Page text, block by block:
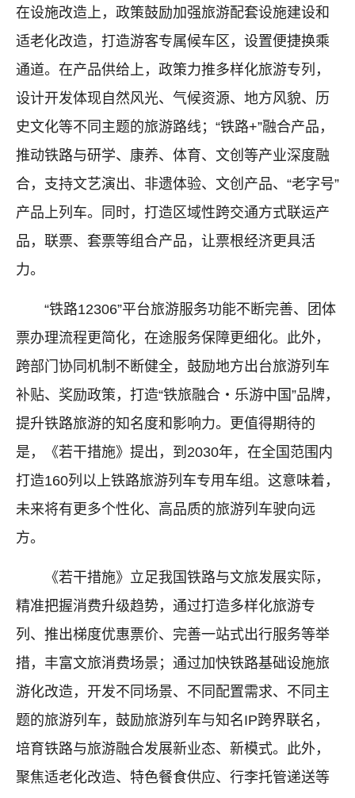
在设施改造上，政策鼓励加强旅游配套设施建设和
适老化改造，打造游客专属候车区，设置便捷换乘
通道。在产品供给上，政策力推多样化旅游专列，
设计开发体现自然风光、气候资源、地方风貌、历
史文化等不同主题的旅游路线；“铁路+”融合产品，
推动铁路与研学、康养、体育、文创等产业深度融
合，支持文艺演出、非遗体验、文创产品、“老字号”
产品上列车。同时，打造区域性跨交通方式联运产
品，联票、套票等组合产品，让票根经济更具活
力。
“铁路12306”平台旅游服务功能不断完善、团体
票办理流程更简化，在途服务保障更细化。此外，
跨部门协同机制不断健全，鼓励地方出台旅游列车
补贴、奖励政策，打造“铁旅融合・乐游中国”品牌，
提升铁路旅游的知名度和影响力。更值得期待的
是，《若干措施》提出，到2030年，在全国范围内
打造160列以上铁路旅游列车专用车组。这意味着，
未来将有更多个性化、高品质的旅游列车驶向远
方。
《若干措施》立足我国铁路与文旅发展实际，
精准把握消费升级趋势，通过打造多样化旅游专
列、推出梯度优惠票价、完善一站式出行服务等举
措，丰富文旅消费场景；通过加快铁路基础设施旅
游化改造，开发不同场景、不同配置需求、不同主
题的旅游列车，鼓励旅游列车与知名IP跨界联名，
培育铁路与旅游融合发展新业态、新模式。此外，
聚焦适老化改造、特色餐食供应、行李托管递送等